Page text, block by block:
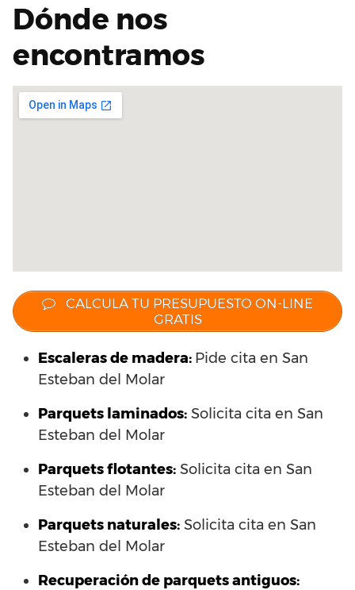
Dónde nos
encontramos
CALCULA TU PRESUPUESTO ON-LINE
GRATIS
Escaleras de madera: Pide cita en San
Esteban del Molar
Parquets laminados: Solicita cita en San
Esteban del Molar
Parquets flotantes: Solicita cita en San
Esteban del Molar
Parquets naturales: Solicita cita en San
Esteban del Molar
Recuperación de parquets antiguos: